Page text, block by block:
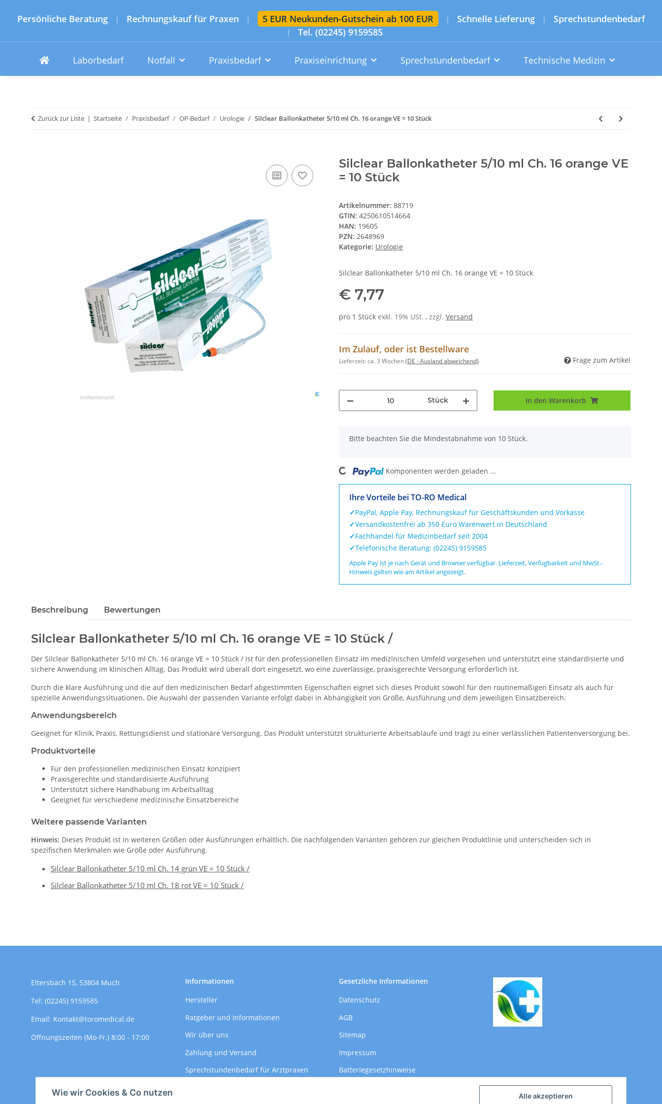
Persönliche Beratung | Rechnungskauf für Praxen | 5 EUR Neukunden-Gutschein ab 100 EUR | Schnelle Lieferung | Sprechstundenbedarf
| Tel. (02245) 9159585
Alle akzeptieren
Wie wir Cookies & Co nutzen
Laborbedarf Notfall Praxisbedarf Praxiseinrichtung Sprechstundenbedarf Technische Medizin
Konto
Wunschzettel Warenkorb
Zurück zur Liste Startseite Praxisbedarf OP-Bedarf Urologie Silclear Ballonkatheter 5/10 ml Ch. 16 orange VE = 10 Stück
Silclear Ballonkatheter 5/10 ml Ch. 16 orange VE
= 10 Stück
Artikelnummer: 88719
GTIN: 4250610514664
HAN: 19605
PZN: 2648969
Kategorie: Urologie
Silclear Ballonkatheter 5/10 ml Ch. 16 orange VE = 10 Stück
€ 7,77
pro 1 Stück exkl. 19% USt. , zzgl. Versand
Im Zulauf, oder ist Bestellware
Lieferzeit:ca. 3 Wochen(DE - Ausland abweichend) Frage zum Artikel
Stück In den Warenkorb
x
Bitte beachten Sie die Mindestabnahme von 10 Stück.
Loading... Komponenten werden geladen ...
Ihre Vorteile bei TO-RO Medical
✓PayPal, Apple Pay, Rechnungskauf für Geschäftskunden und Vorkasse
✓Versandkostenfrei ab 350 Euro Warenwert in Deutschland
✓Fachhandel für Medizinbedarf seit 2004
✓Telefonische Beratung: (02245) 9159585
Apple Pay ist je nach Gerät und Browser verfügbar. Lieferzeit, Verfügbarkeit und MwSt.-
Hinweis gelten wie am Artikel angezeigt.
Beschreibung Bewertungen
Silclear Ballonkatheter 5/10 ml Ch. 16 orange VE = 10 Stück /
Der Silclear Ballonkatheter 5/10 ml Ch. 16 orange VE = 10 Stück / ist für den professionellen Einsatz im medizinischen Umfeld vorgesehen und unterstützt eine standardisierte und
sichere Anwendung im klinischen Alltag. Das Produkt wird überall dort eingesetzt, wo eine zuverlässige, praxisgerechte Versorgung erforderlich ist.
Durch die klare Ausführung und die auf den medizinischen Bedarf abgestimmten Eigenschaften eignet sich dieses Produkt sowohl für den routinemäßigen Einsatz als auch für
spezielle Anwendungssituationen. Die Auswahl der passenden Variante erfolgt dabei in Abhängigkeit von Größe, Ausführung und dem jeweiligen Einsatzbereich.
Anwendungsbereich
Geeignet für Klinik, Praxis, Rettungsdienst und stationäre Versorgung. Das Produkt unterstützt strukturierte Arbeitsabläufe und trägt zu einer verlässlichen Patientenversorgung bei.
Produktvorteile
Für den professionellen medizinischen Einsatz konzipiert
Praxisgerechte und standardisierte Ausführung
Unterstützt sichere Handhabung im Arbeitsalltag
Geeignet für verschiedene medizinische Einsatzbereiche
Weitere passende Varianten
Hinweis: Dieses Produkt ist in weiteren Größen oder Ausführungen erhältlich. Die nachfolgenden Varianten gehören zur gleichen Produktlinie und unterscheiden sich in
spezifischen Merkmalen wie Größe oder Ausführung.
Silclear Ballonkatheter 5/10 ml Ch. 14 grün VE = 10 Stück /
Silclear Ballonkatheter 5/10 ml Ch. 18 rot VE = 10 Stück /
Eltersbach 15, 53804 Much
Tel: (02245) 9159585
Email: Kontakt@toromedical.de
Öffnungszeiten (Mo-Fr.) 8:00 - 17:00
Informationen
Hersteller
Ratgeber und Informationen
Wir über uns
Zahlung und Versand
Sprechstundenbedarf für Arztpraxen
Gesetzliche Informationen
Datenschutz
AGB
Sitemap
Impressum
Batteriegesetzhinweise